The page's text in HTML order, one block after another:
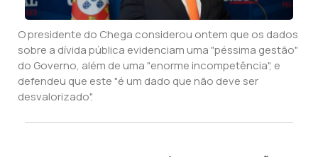
O presidente do Chega considerou ontem que os dados
sobre a dívida pública evidenciam uma "péssima gestão"
do Governo, além de uma "enorme incompetência", e
defendeu que este "é um dado que não deve ser
desvalorizado".